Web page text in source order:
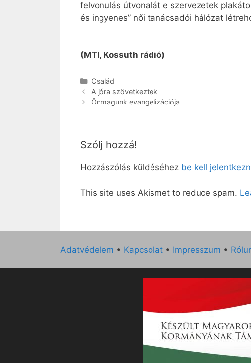
felvonulás útvonalát e szervezetek
és ingyenes” női tanácsadói hálózat
(MTI, Kossuth rádió)
Kategória
Család
A jóra szövetkeztek
Önmagunk evangelizációja
Szólj hozzá!
Hozzászólás küldéséhez be kell
This site uses Akismet to reduce spam.
Adatvédelem • Kapcsolat • Impresszum •